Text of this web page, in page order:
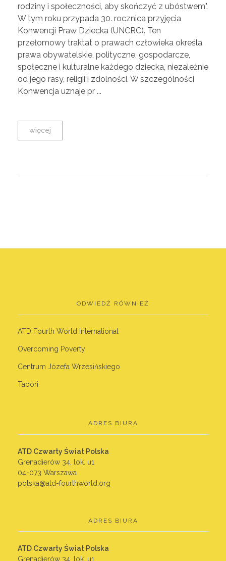
rodziny i społeczności, aby skończyć z ubóstwem".
W tym roku przypada 30. rocznica przyjęcia
Konwencji Praw Dziecka (UNCRC). Ten
przełomowy traktat o prawach człowieka określa
prawa obywatelskie, polityczne, gospodarcze,
społeczne i kulturalne każdego dziecka, niezależnie
od jego rasy, religii i zdolności. W szczególności
Konwencja uznaje pr ...
więcej
ODWIEDŹ RÓWNIEŻ
ATD Fourth World International
Overcoming Poverty
Centrum Józefa Wrzesińskiego
Tapori
ADRES BIURA
ATD Czwarty Świat Polska
Grenadierów 34, lok. u1
04-073 Warszawa
polska@atd-fourthworld.org
ADRES BIURA
ATD Czwarty Świat Polska
Grenadierów 34, lok. u1